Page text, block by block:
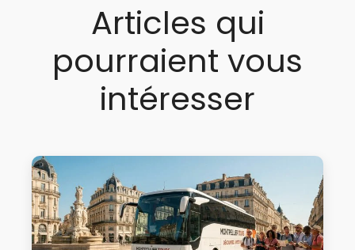
Articles qui
pourraient vous
intéresser